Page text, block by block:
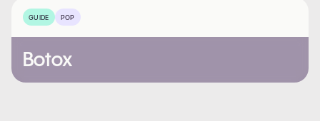
GUIDE POP
Botox